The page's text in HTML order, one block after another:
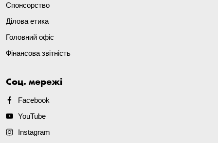
Спонсорство
Ділова етика
Головний офіс
Фінансова звітність
Соц. мережі
Facebook
YouTube
Instagram